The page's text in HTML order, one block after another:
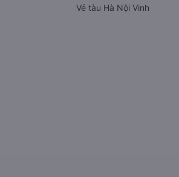
Vé tàu Hà Nội Vinh